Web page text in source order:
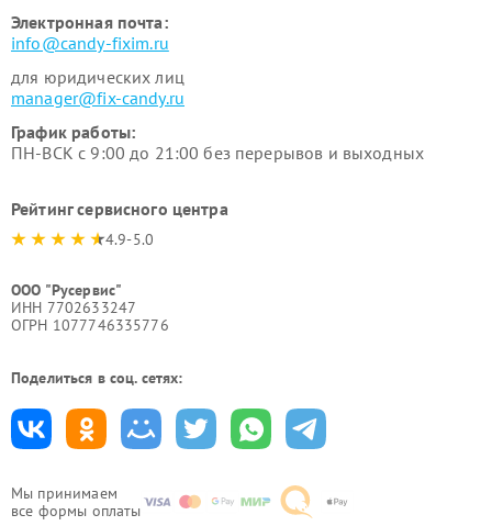
Мы принимаем
все формы оплаты
Электронная почта:
info@candy-fixim.ru
для юридических лиц
manager@fix-candy.ru
График работы:
ПН-ВСК с 9:00 до 21:00 без перерывов и выходных
Рейтинг сервисного центра
4.9-5.0
ООО "Русервис"
ИНН 7702633247
ОГРН 1077746335776
Поделиться в соц. сетях: